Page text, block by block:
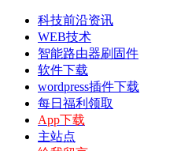
科技前沿资讯
WEB技术
智能路由器刷固件
软件下载
wordpress插件下载
每日福利领取
App下载
主站点